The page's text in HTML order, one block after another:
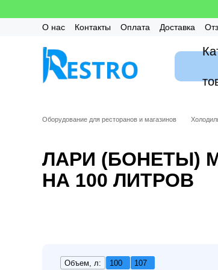
О нас Контакты Оплата Доставка
Оборудование для ресторанов и магазинов
ЛАРИ (БОНЕТЫ)
НА 100 ЛИТРОВ
Объем, л: 100
107